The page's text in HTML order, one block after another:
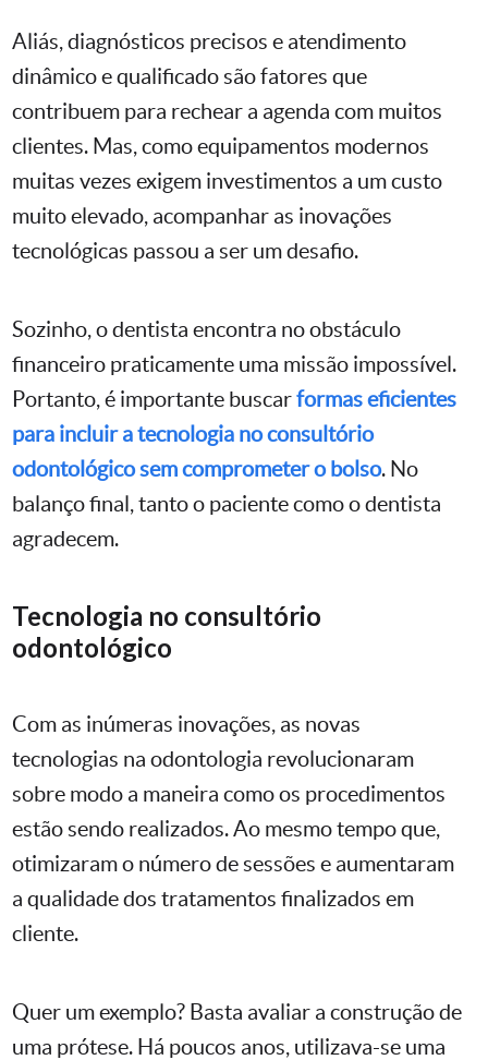
Aliás, diagnósticos precisos e atendimento
dinâmico e qualificado são fatores que
contribuem para rechear a agenda com muitos
clientes. Mas, como equipamentos modernos
muitas vezes exigem investimentos a um custo
muito elevado, acompanhar as inovações
tecnológicas passou a ser um desafio.
Sozinho, o dentista encontra no obstáculo
financeiro praticamente uma missão impossível.
Portanto, é importante buscarformas eficientes
para incluir a tecnologia no consultório
odontológico sem comprometer o bolso. No
balanço final, tanto o paciente como o dentista
agradecem.
Tecnologia no consultório
odontológico
Com as inúmeras inovações, as novas
tecnologias na odontologia revolucionaram
sobre modo a maneira como os procedimentos
estão sendo realizados. Ao mesmo tempo que,
otimizaram o número de sessões e aumentaram
a qualidade dos tratamentos finalizados em
cliente.
Quer um exemplo? Basta avaliar a construção de
uma prótese. Há poucos anos, utilizava-se uma